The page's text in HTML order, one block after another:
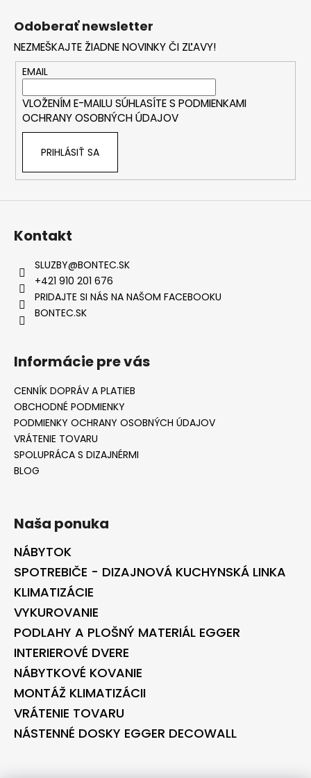
Odoberať newsletter
NEZMEŠKAJTE ŽIADNE NOVINKY ČI ZĽAVY!
EMAIL
VLOŽENÍM E-MAILU SÚHLASÍTE S PODMIENKAMI
OCHRANY OSOBNÝCH ÚDAJOV
PRIHLÁSIŤ SA
Kontakt
SLUZBY@BONTEC.SK
+421 910 201 676
PRIDAJTE SI NÁS NA NAŠOM FACEBOOKU
BONTEC.SK
Informácie pre vás
CENNÍK DOPRÁV A PLATIEB
OBCHODNÉ PODMIENKY
PODMIENKY OCHRANY OSOBNÝCH ÚDAJOV
VRÁTENIE TOVARU
SPOLUPRÁCA S DIZAJNÉRMI
BLOG
Naša ponuka
NÁBYTOK
SPOTREBIČE - DIZAJNOVÁ KUCHYNSKÁ LINKA
KLIMATIZÁCIE
VYKUROVANIE
PODLAHY A PLOŠNÝ MATERIÁL EGGER
INTERIEROVÉ DVERE
NÁBYTKOVÉ KOVANIE
MONTÁŽ KLIMATIZÁCII
VRÁTENIE TOVARU
NÁSTENNÉ DOSKY EGGER DECOWALL